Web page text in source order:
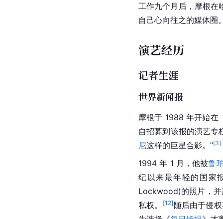
工作九个月后，摩根
自己心向往之的媒体圈
演艺经历
记者生涯
世界新闻报
摩根于 1988 年开始在
自招募到该报的演艺专
尼这样的巨星合影。”[3]
1994 年 1 月，他被鲁
纪以来最年轻的国家
Lockwood)的照片，并
私权。
[12]随后由于侵